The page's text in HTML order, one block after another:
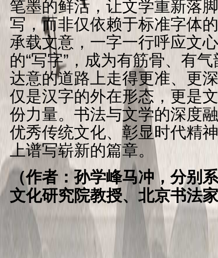
笔墨的鲜活，让文学重新落
写，而非仅依赖于标准字体
承载文意，一字一行呼应文
的“写字”，成为有筋骨、有
达意的道路上走得更准、更
仅是汉字的外在形态，更是
份力量。书法与文学的深度
优秀传统文化、彰显时代精
上谱写崭新的篇章。
（作者：孙学峰马冲，分别
文化研究院教授、北京书法